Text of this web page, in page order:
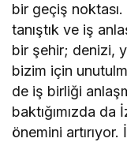
bir geçiş
tanıştık ve iş
bir şehir; denizi,
bizim için
de iş birliği
baktığımızda da
önemini